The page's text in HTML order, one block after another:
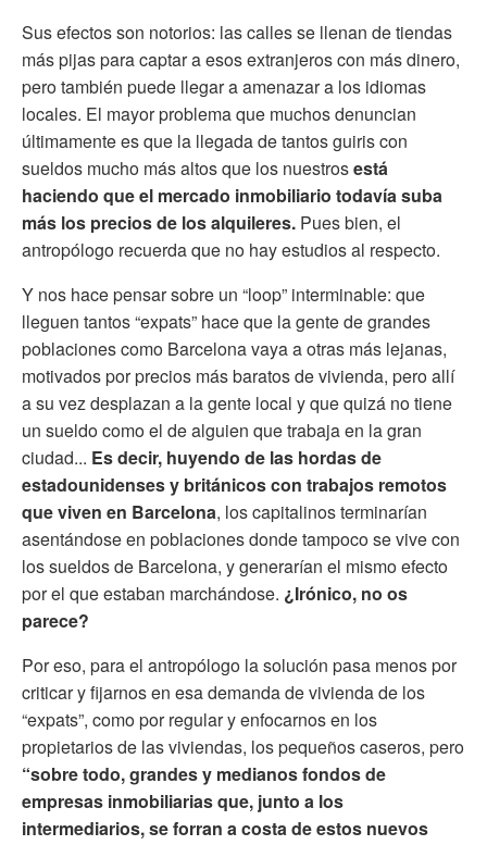
Sus efectos son notorios: las calles se llenan de tiendas
más pijas para captar a esos extranjeros con más dinero,
pero también puede llegar a amenazar a los idiomas
locales. El mayor problema que muchos denuncian
últimamente es que la llegada de tantos guiris con
sueldos mucho más altos que los nuestrosestá
haciendo que el mercado inmobiliario todavía suba
más los precios de los alquileres. Pues bien, el
antropólogo recuerda que no hay estudios al respecto.
Y nos hace pensar sobre un “loop” interminable: que
lleguen tantos “expats” hace que la gente de grandes
poblaciones como Barcelona vaya a otras más lejanas,
motivados por precios más baratos de vivienda, pero allí
a su vez desplazan a la gente local y que quizá no tiene
un sueldo como el de alguien que trabaja en la gran
ciudad... Es decir, huyendo de las hordas de
estadounidenses y británicos con trabajos remotos
que viven en Barcelona, los capitalinos terminarían
asentándose en poblaciones donde tampoco se vive con
los sueldos de Barcelona, y generarían el mismo efecto
por el que estaban marchándose. ¿Irónico, no os
parece?
Por eso, para el antropólogo la solución pasa menos por
criticar y fijarnos en esa demanda de vivienda de los
“expats”, como por regular y enfocarnos en los
propietarios de las viviendas, los pequeños caseros, pero
“sobre todo, grandes y medianos fondos de
empresas inmobiliarias que, junto a los
intermediarios, se forran a costa de estos nuevos